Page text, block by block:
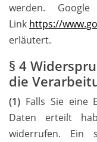
werden.
Link https://
erläutert.
§ 4
die
(1) Falls Sie eine
Daten erteilt
widerrufen. Ein